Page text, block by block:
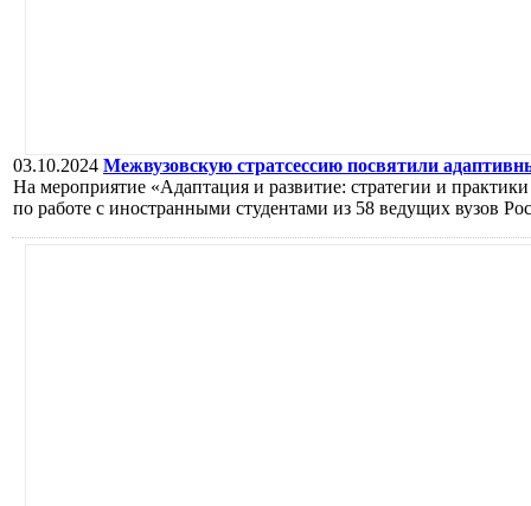
03.10.2024 Межвузовскую стратсессию посвятили
На мероприятие «Адаптация и развитие: стратегии и
по работе с иностранными студентами из 58 ведущих вузов